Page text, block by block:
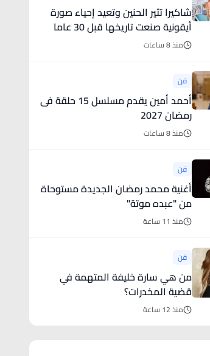
شاكيرا تثير الحنين وتعيد إحياء صورة
أيقونية صنعت تاريخها قبل 30 عاما
منذ 8 ساعات
فن
أحمد أمين يقدم مسلسل 15 حلقة فى
رمضان 2027
منذ 8 ساعات
فن
أغنية محمد رمضان الجديدة مستوحاة
من "عبده موتة"
منذ 11 ساعة
فن
من هي سارة خليفة المتهمة في
قضية المخدرات؟
منذ 12 ساعة